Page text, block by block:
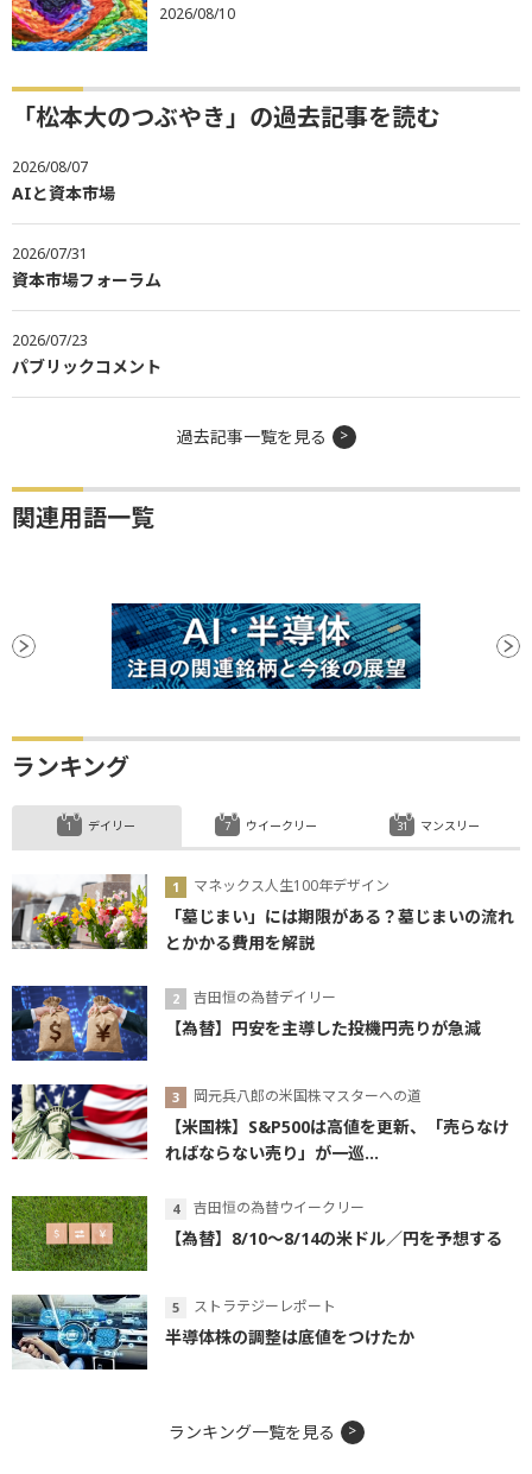
2026/08/10
「松本大のつぶやき」の過去記事を読む
2026/08/07
AIと資本市場
2026/07/31
資本市場フォーラム
2026/07/23
パブリックコメント
過去記事一覧を見る
関連用語一覧
ランキング
デイリー
マネックス人生100年デザイン
「墓じまい」には期限がある？墓じまいの流れ
とかかる費用を解説
吉田恒の為替デイリー
【為替】円安を主導した投機円売りが急減
岡元兵八郎の米国株マスターへの道
【米国株】S&P500は高値を更新、「売らなけ
ればならない売り」が一巡...
吉田恒の為替ウイークリー
【為替】8/10～8/14の米ドル／円を予想する
ストラテジーレポート
半導体株の調整は底値をつけたか
ウイークリー マンスリー
ランキング一覧を見る